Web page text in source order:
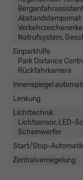
Abstandstempomat
Notrufsystem,
Einparkhilfe
Park Distance
Rückfahrkamera
Innenspiegel
Lenkung
Lichttechnik
Lichtsensor, LED-
Scheinwerfer
Start/Stop-Automatik
Zentralverriegelung